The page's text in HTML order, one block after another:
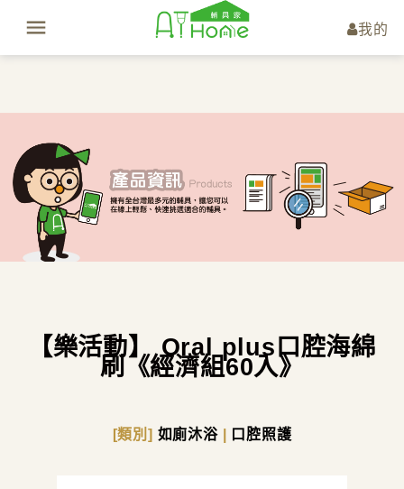
我的
【樂活動】 Oral plus口腔海綿
刷《經濟組60入》
[類別] 如廁沐浴| 口腔照護